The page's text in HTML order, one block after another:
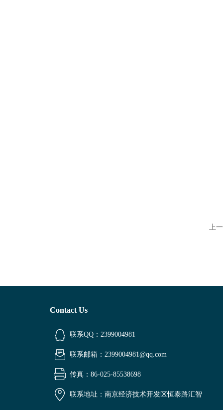
上
Contact Us
联系QQ：2399004981
联系邮箱：2399004981@qq.com
传真：86-025-85538698
联系地址：南京经济技术开发区恒泰路汇智